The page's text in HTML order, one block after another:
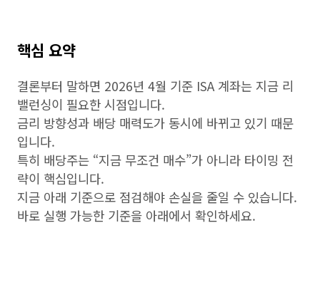
핵심 요약
결론부터 말하면 2026년 4월 기준 ISA 계좌는 지금 리
밸런싱이 필요한 시점입니다.
금리 방향성과 배당 매력도가 동시에 바뀌고 있기 때문
입니다.
특히 배당주는 “지금 무조건 매수”가 아니라 타이밍 전
략이 핵심입니다.
지금 아래 기준으로 점검해야 손실을 줄일 수 있습니다.
바로 실행 가능한 기준을 아래에서 확인하세요.